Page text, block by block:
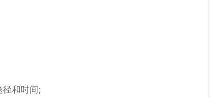
和时间;